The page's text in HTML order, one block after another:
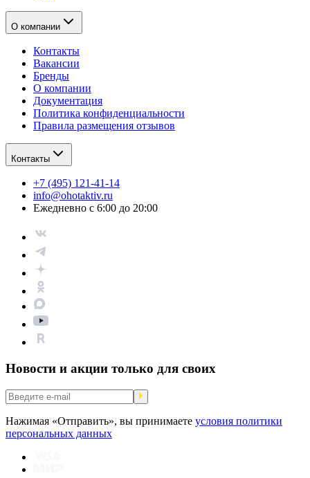
О компании
Контакты
Вакансии
Бренды
О компании
Документация
Политика конфиденциальности
Правила размещения отзывов
Контакты
+7 (495) 121-41-14
info@ohotaktiv.ru
Ежедневно с 6:00 до 20:00
Новости и акции только для своих
Нажимая «Отправить», вы принимаете условия политики
персональных данных